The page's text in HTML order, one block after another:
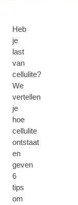
Heb
je
last
van
cellulite?
We
vertellen
je
hoe
cellulite
ontstaat
en
geven
6
tips
om